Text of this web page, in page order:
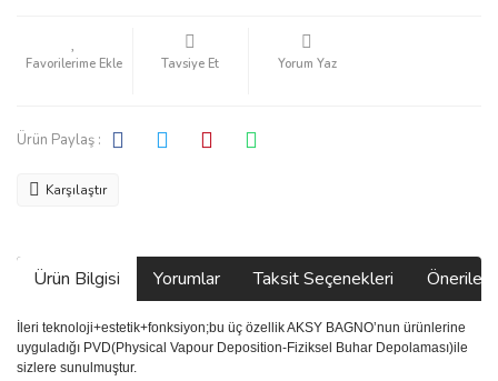
Tavsiye Et Yorum Yaz
Ürün Paylaş :
Karşılaştır
Ürün Bilgisi Yorumlar Taksit Seçenekleri
İleri teknoloji+estetik+fonksiyon;bu üç özellik AKSY BAGNO’nun ürünlerine
uyguladığı PVD(Physical Vapour Deposition-Fiziksel Buhar Depolaması)ile
sizlere sunulmuştur.